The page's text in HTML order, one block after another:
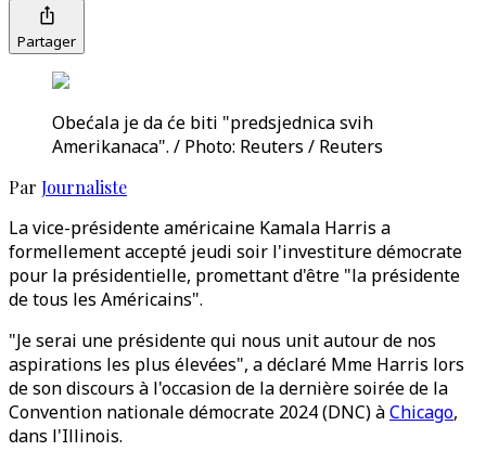
Partager
Obećala je da će biti "predsjednica svih
Amerikanaca". / Photo: Reuters / Reuters
Par Journaliste
La vice-présidente américaine Kamala Harris a
formellement accepté jeudi soir l'investiture démocrate
pour la présidentielle, promettant d'être "la présidente
de tous les Américains".
"Je serai une présidente qui nous unit autour de nos
aspirations les plus élevées", a déclaré Mme Harris lors
de son discours à l'occasion de la dernière soirée de la
Convention nationale démocrate 2024 (DNC) àChicago,
dans l'Illinois.